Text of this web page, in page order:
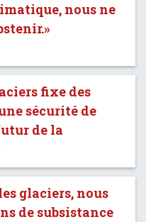
nous ne
fixe des
sécurité de
de la
glaciers, nous
de subsistance